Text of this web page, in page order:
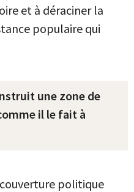
et à déraciner la
populaire qui
une zone de
il le fait à
couverture politique